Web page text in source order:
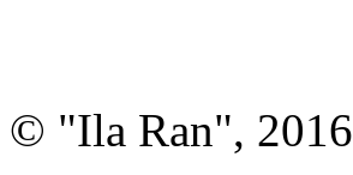
© "Ila Ran", 2016